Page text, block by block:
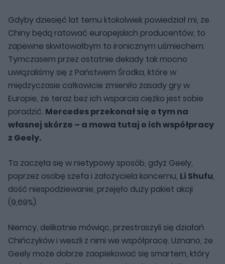
Gdyby dziesięć lat temu ktokolwiek powiedział mi, że
Chiny będą ratować europejskich producentów, to
zapewne skwitowałbym to ironicznym uśmiechem.
Tymczasem przez ostatnie dekady tak mocno
uwiązaliśmy się z Państwem Środka, które w
międzyczasie całkowicie zmieniło zasady gry w
Europie, że teraz bez ich wsparcia ciężko jest sobie
poradzić. Mercedes przekonał się o tym na
własnej skórze – a mowa tutaj o ich współpracy
z Geely.
Ta zaczęła się w nietypowy sposób, gdyż Geely,
poprzez osobę szefa i założyciela koncernu, Li Shufu,
dość niespodziewanie, przejęło duży pakiet akcji
(9,69%).
Niemcy, delikatnie mówiąc, przestraszyli się działań
Chińczyków i weszli z nimi we współpracę. Uznano, że
Geely może dobrze zaopiekować się smartem, który